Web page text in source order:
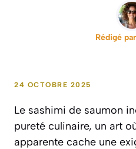
Rédigé par
24 OCTOBRE 2025
Le sashimi de saumon
pureté culinaire, un art
apparente cache une